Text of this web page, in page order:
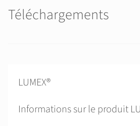
Téléchargements
LUMEX®
Informations sur le produit